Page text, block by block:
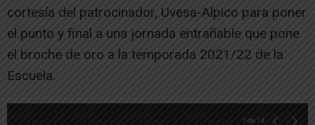
cortesía del patrocinador, Uvesa-Alpico para poner
el punto y final a una jornada entrañable que pone
el broche de oro a la temporada 2021/22 de la
Escuela.
1 de 14